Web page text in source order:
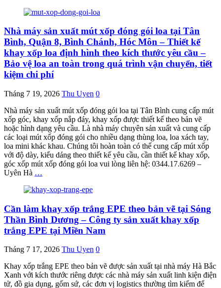
Nhà máy sản xuất mút xốp đóng gói loa tại Tân
Bình, Quận 8, Bình Chánh, Hóc Môn – Thiết kế
khay xốp loa định hình theo kích thước yêu cầu –
Bảo vệ loa an toàn trong quá trình vận chuyển, tiết
kiệm chi phí
Tháng 7 19, 2026 Thu Uyen 0
Nhà máy sản xuất mút xốp đóng gói loa tại Tân Bình cung cấp mút
xốp góc, khay xốp nắp đáy, khay xốp được thiết kế theo bản vẽ
hoặc hình dạng yêu cầu. Là nhà máy chuyên sản xuất và cung cấp
các loại mút xốp đóng gói cho nhiều dạng thùng loa, loa xách tay,
loa mini khác khau. Chúng tôi hoàn toàn có thể cung cấp mút xốp
với độ dày, kiểu dáng theo thiết kế yêu cầu, cần thiết kế khay xốp,
góc xốp mút xốp đóng gói loa vui lòng liên hệ: 0344.17.6269 –
Uyên Hà …
Cần làm khay xốp trắng EPE theo bản vẽ tại Sóng
Thần Bình Dương – Công ty sản xuất khay xốp
trắng EPE tại Miền Nam
Tháng 7 17, 2026 Thu Uyen 0
Khay xốp trắng EPE theo bản vẽ được sản xuất tại nhà máy Hà Bắc
Xanh với kích thước riêng được các nhà máy sản xuất linh kiện điện
tử, đồ gia dụng, gốm sứ, các đơn vị logistics thường tìm kiếm để